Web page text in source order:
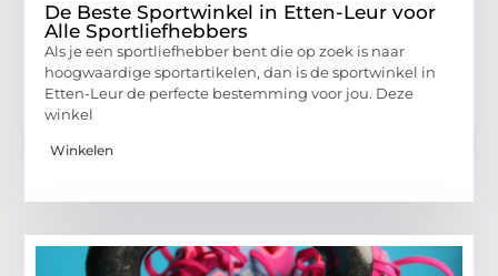
De Beste Sportwinkel in Etten-Leur voor
Alle Sportliefhebbers
Als je een sportliefhebber bent die op zoek is naar
hoogwaardige sportartikelen, dan is de sportwinkel in
Etten-Leur de perfecte bestemming voor jou. Deze
winkel
Winkelen